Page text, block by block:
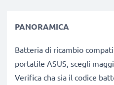
PANORAMICA
Batteria di ricambio
portatile ASUS, scegli
Verifica cha sia il codice